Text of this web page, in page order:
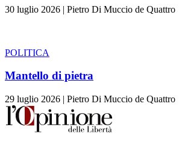
30 luglio 2026 | Pietro Di Muccio de Quattro
POLITICA
Mantello di pietra
29 luglio 2026 | Pietro Di Muccio de Quattro